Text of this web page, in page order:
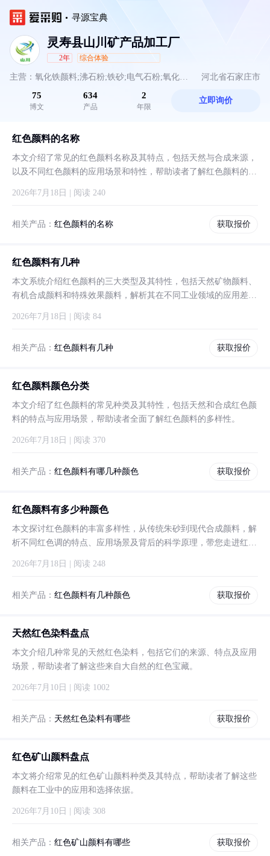
寻源宝典
灵寿县山川矿产品加工厂
2年 综合体验
河北省石家庄市
主营：氧化铁颜料;沸石粉;铁砂;电气石粉;氧化铁
棕;除渣剂;橡胶粉;氧化铁灰;四氧化三铁;高岭土;玻
伊利石粉;氟化钙粉;贝壳粉
75
博文
634
产品
2
年限
立即询价
红色颜料的名称
本文介绍了常见的红色颜料名称及其特点，包括天然与合成来源，
以及不同红色颜料的应用场景和特性，帮助读者了解红色颜料的多
2026年7月18日 | 阅读 240
相关产品： 红色颜料的名称 获取报价
红色颜料有几种
本文系统介绍红色颜料的三大类型及其特性，包括天然矿物颜料、
有机合成颜料和特殊效果颜料，解析其在不同工业领域的应用差异
2026年7月18日 | 阅读 84
相关产品： 红色颜料有几种 获取报价
红色颜料颜色分类
本文介绍了红色颜料的常见种类及其特性，包括天然和合成红色颜
料的特点与应用场景，帮助读者全面了解红色颜料的多样性。
2026年7月18日 | 阅读 370
相关产品： 红色颜料有哪几种颜色 获取报价
红色颜料有多少种颜色
本文探讨红色颜料的丰富多样性，从传统朱砂到现代合成颜料，解
析不同红色调的特点、应用场景及背后的科学原理，带您走进红色
2026年7月18日 | 阅读 248
相关产品： 红色颜料有几种颜色 获取报价
天然红色染料盘点
本文介绍几种常见的天然红色染料，包括它们的来源、特点及应用
场景，帮助读者了解这些来自大自然的红色宝藏。
2026年7月10日 | 阅读 1002
相关产品： 天然红色染料有哪些 获取报价
红色矿山颜料盘点
本文将介绍常见的红色矿山颜料种类及其特点，帮助读者了解这些
颜料在工业中的应用和选择依据。
2026年7月10日 | 阅读 308
相关产品： 红色矿山颜料有哪些 获取报价